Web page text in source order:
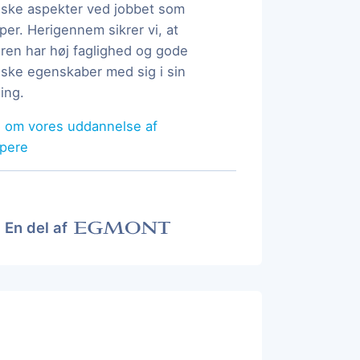
aspekter ved jobbet som
Herigennem sikrer vi, at
har høj faglighed og gode
egenskaber med sig i sin
vores uddannelse af
En del af